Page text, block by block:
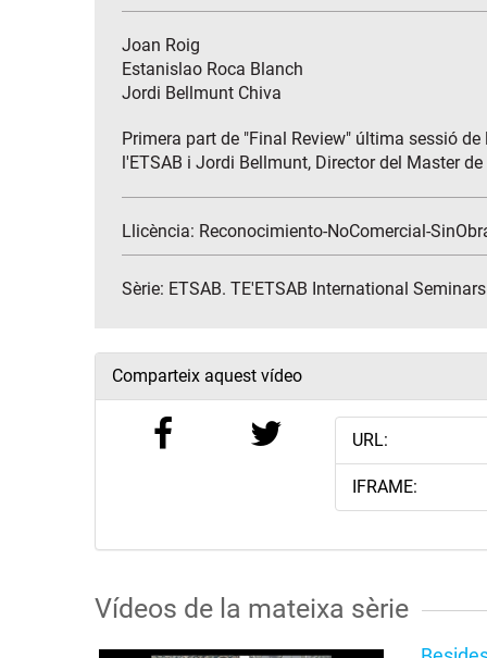
Joan Roig
Estanislao Roca Blanch
Jordi Bellmunt Chiva
Primera part de "Final Review" última sessió
l'ETSAB i Jordi Bellmunt, Director del Master
Llicència: Reconocimiento-NoComercial-
Sèrie: ETSAB. TE'ETSAB International
Comparteix aquest vídeo
URL:
IFRAME:
Vídeos de la mateixa sèrie